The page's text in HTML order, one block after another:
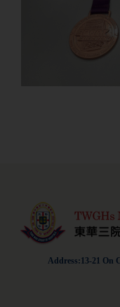
Address:13-21 On